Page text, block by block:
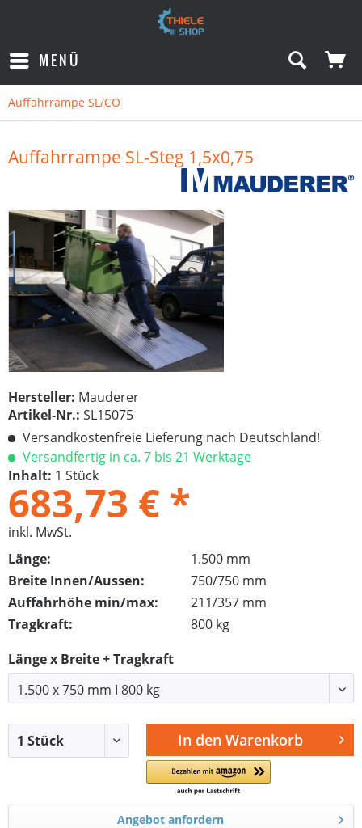
MENÜ
Auffahrrampe SL/CO
Auffahrrampe SL-Steg 1,5x0,75
Hersteller: Mauderer
Artikel-Nr.: SL15075
Versandkostenfreie Lieferung nach Deutschland!
Versandfertig in ca. 7 bis 21 Werktage
Inhalt: 1 Stück
683,73 € *
inkl. MwSt.
Länge:
1.500 mm
Breite Innen/Aussen:
750/750 mm
Auffahrhöhe min/max:
211/357 mm
Tragkraft:
800 kg
Länge x Breite + Tragkraft
In den Warenkorb
Angebot anfordern